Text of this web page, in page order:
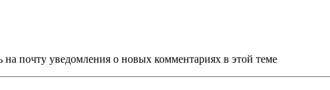
на почту уведомления о новых комментариях в этой теме